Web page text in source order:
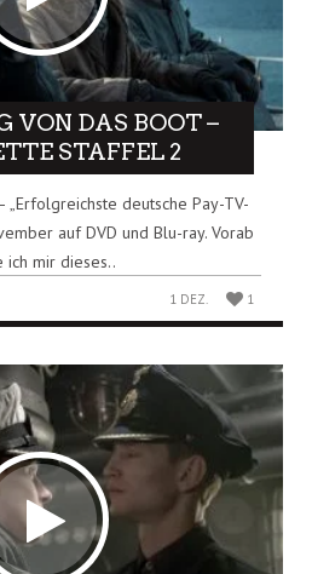
VON DAS BOOT –
STAFFEL 2
„Erfolgreichste deutsche Pay-TV-
auf DVD und Blu-ray. Vorab
ich mir dieses..
1 DEZ. 1